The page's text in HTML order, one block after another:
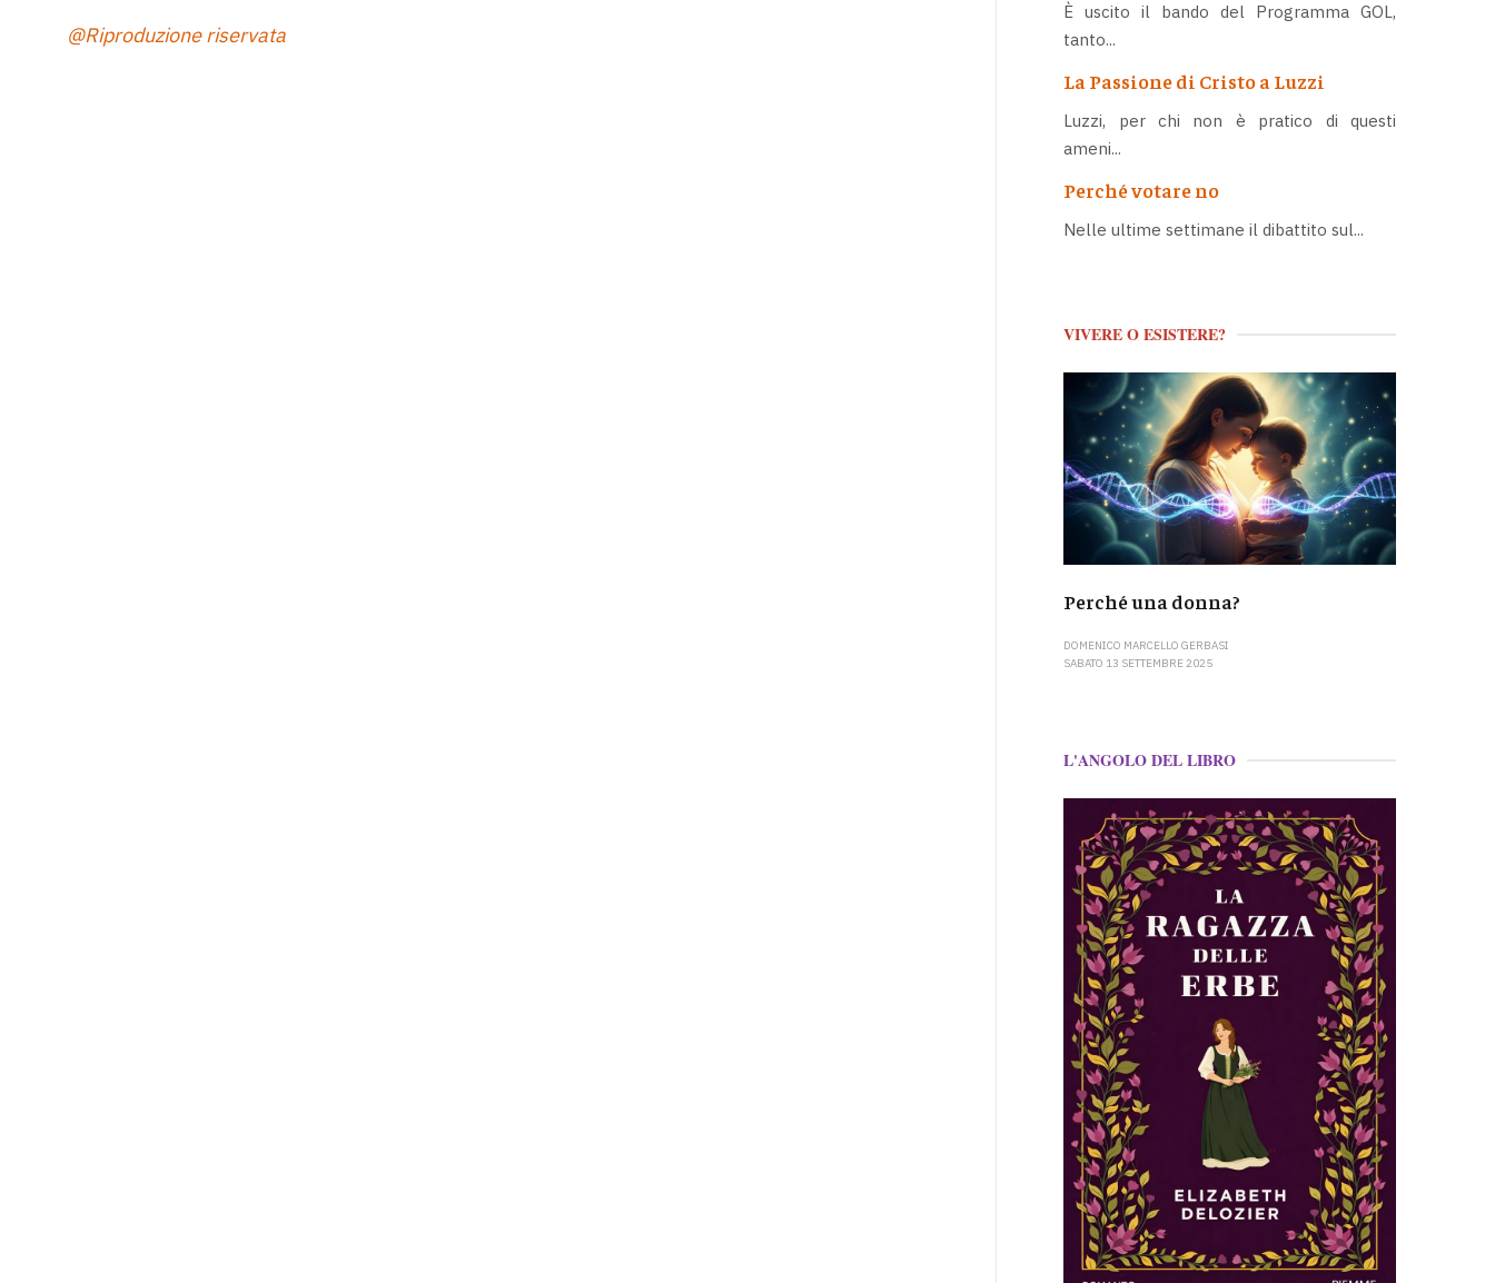
@Riproduzione riservata
È uscito il bando del Programma GOL,
tanto...
La Passione di Cristo a Luzzi
Luzzi, per chi non è pratico di questi
ameni...
Perché votare no
Nelle ultime settimane il dibattito sul...
VIVERE O ESISTERE?
Perché una donna?
DOMENICO MARCELLO GERBASI
SABATO 13 SETTEMBRE 2025
L'ANGOLO DEL LIBRO